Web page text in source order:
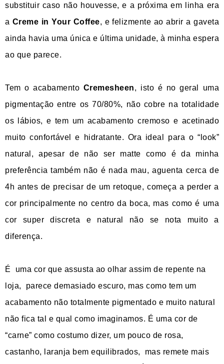
substituir caso não houvesse, e a próxima em linha era
a Creme in Your Coffee, e felizmente ao abrir a gaveta
ainda havia uma única e última unidade, à minha espera
ao que parece.
Tem o acabamento Cremesheen, isto é no geral uma
pigmentação entre os 70/80%, não cobre na totalidade
os lábios, e tem um acabamento cremoso e acetinado
muito confortável e hidratante. Ora ideal para o “look”
natural, apesar de não ser matte como é da minha
preferência também não é nada mau, aguenta cerca de
4h antes de precisar de um retoque, começa a perder a
cor principalmente no centro da boca, mas como é uma
cor super discreta e natural não se nota muito a
diferença.
É
uma cor que assusta ao olhar assim de repente na
loja,
parece demasiado escuro, mas como tem um
acabamento não totalmente pigmentado e muito natural
não fica tal e qual como imaginamos. É uma cor de
“carne” como costumo dizer, um pouco de rosa,
castanho, laranja bem equilibrados,
mas remete mais